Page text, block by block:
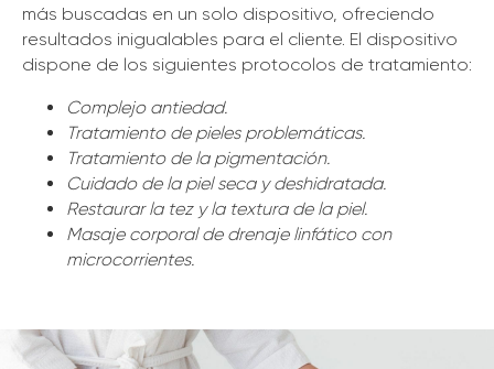
más buscadas en un solo dispositivo, ofreciendo
resultados inigualables para el cliente. El dispositivo
dispone de los siguientes protocolos de tratamiento:
Complejo antiedad.
Tratamiento de pieles problemáticas.
Tratamiento de la pigmentación.
Cuidado de la piel seca y deshidratada.
Restaurar la tez y la textura de la piel.
Masaje corporal de drenaje linfático con
microcorrientes.